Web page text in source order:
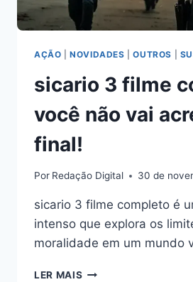
AÇÃO |NOVIDADES |OUTROS
sicario 3 filme
você não vai
final!
Por Redação Digital 30 de
sicario 3 filme completo é
intenso que explora os
moralidade em um mundo
LER MAIS SICARIO